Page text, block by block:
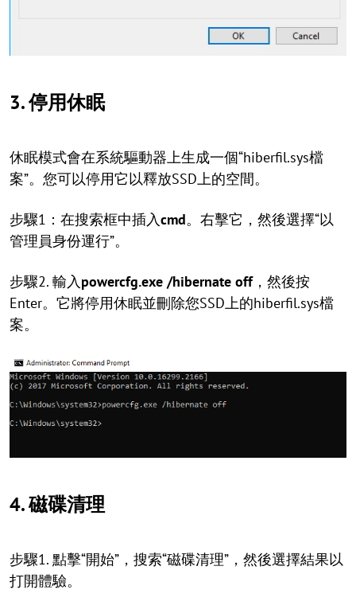
3. 停用休眠
休眠模式會在系統驅動器上生成一個“hiberfil.sys檔
案”。您可以停用它以釋放SSD上的空間。
步驟1：在搜索框中插入cmd。右擊它，然後選擇“以
管理員身份運行”。
步驟2. 輸入powercfg.exe /hibernate off，然後按
Enter。它將停用休眠並刪除您SSD上的hiberfil.sys檔
案。
4. 磁碟清理
步驟1. 點擊“開始”，搜索“磁碟清理”，然後選擇結果以
打開體驗。